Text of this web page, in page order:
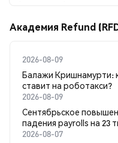
Академия Refund
2026-08-09
Балажи Кришнамурти:
ставит на роботакси?
2026-08-09
Сентябрьское
падения payrolls на 23
2026-08-07